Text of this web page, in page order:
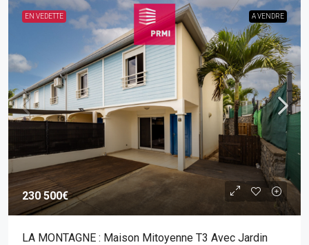
EN VEDETTE A VENDRE
230 500€
LA MONTAGNE : Maison Mitoyenne T3 Avec Jardin